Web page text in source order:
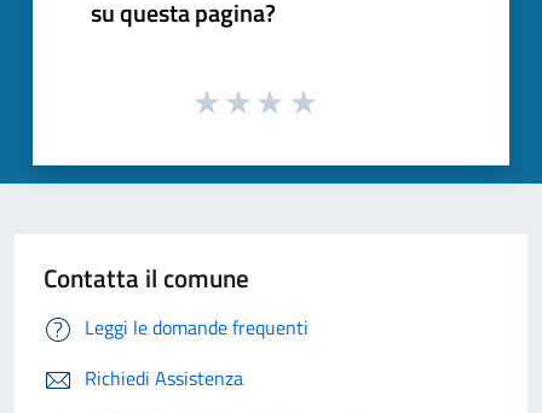
su questa pagina?
Contatta il comune
Leggi le domande frequenti
Richiedi Assistenza